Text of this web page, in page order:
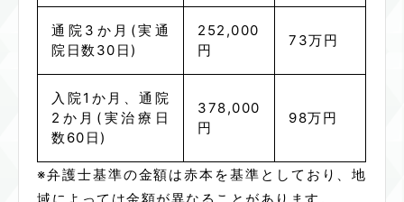
通院3か月(実通
院日数30日)
252,000
円
73万円
入院1か月、通院
2か月(実治療日
数60日)
378,000
円
98万円
※弁護士基準の金額は赤本を基準としており、地